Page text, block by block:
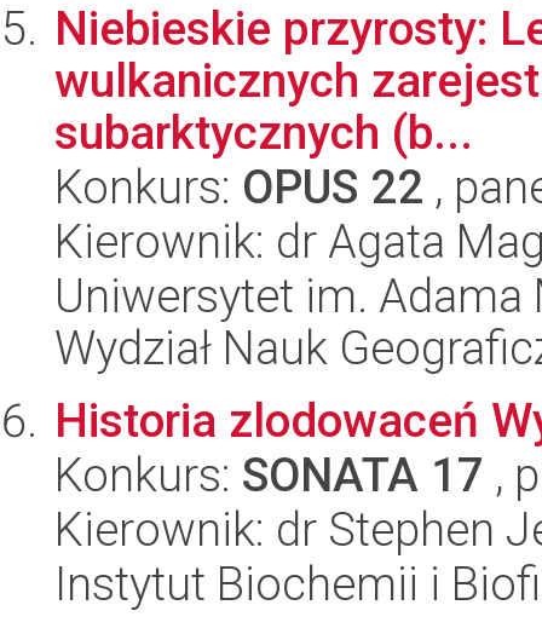
Niebieskie przyrosty:
wulkanicznych
subarktycznych (b...
Konkurs: OPUS 22 ,
Kierownik: dr Agata
Uniwersytet im.
Wydział Nauk
Historia zlodowaceń
Konkurs: SONATA 17 ,
Kierownik: dr Stephen
Instytut Biochemii i